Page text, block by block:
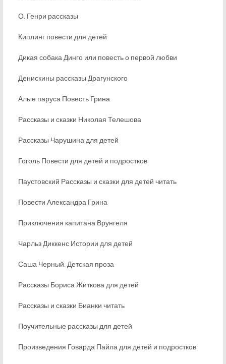
О. Генри рассказы
Киплинг повести для детей
Дикая собака Динго или повесть о первой любви
Денискины рассказы Драгунского
Алые паруса Повесть Грина
Рассказы и сказки Николая Телешова
Рассказы Чарушина для детей
Гоголь Повести для детей и подростков
Паустовский Рассказы и сказки для детей читать
Повести Александра Грина
Приключения капитана Врунгеля
Чарльз Диккенс Истории для детей
Саша Черный. Детская проза
Рассказы Бориса Житкова для детей
Рассказы и сказки Бианки читать
Поучительные рассказы для детей
Произведения Говарда Пайла для детей и подростков